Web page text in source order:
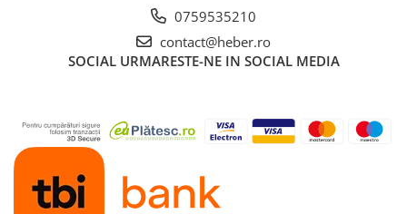
0759535210
contact@heber.ro
SOCIAL URMARESTE-NE IN SOCIAL MEDIA